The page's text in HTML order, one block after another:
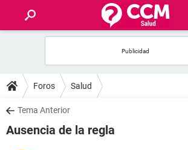
FOROS
SALUD
Foros Salud
Tema Anterior
Ausencia de la regla